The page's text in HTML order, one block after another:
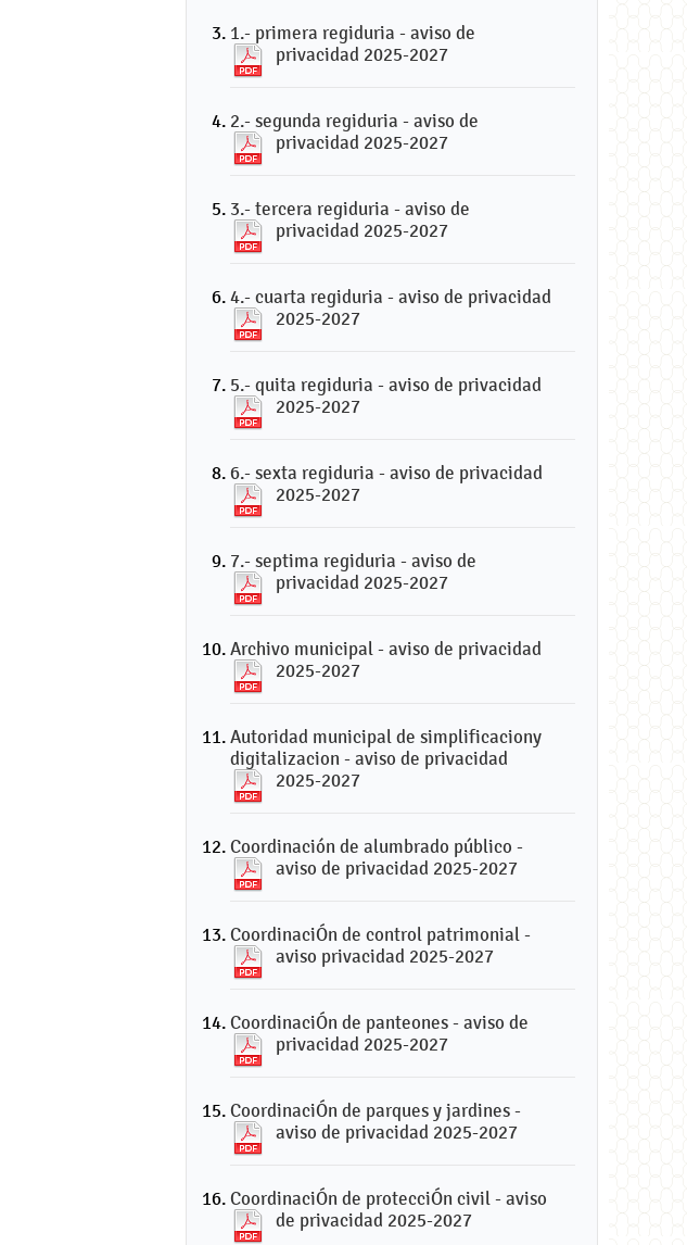
1.- primera regiduria - aviso de
privacidad 2025-2027
2.- segunda regiduria - aviso de
privacidad 2025-2027
3.- tercera regiduria - aviso de
privacidad 2025-2027
4.- cuarta regiduria - aviso de privacidad
2025-2027
5.- quita regiduria - aviso de privacidad
2025-2027
6.- sexta regiduria - aviso de privacidad
2025-2027
7.- septima regiduria - aviso de
privacidad 2025-2027
Archivo municipal - aviso de privacidad
2025-2027
Autoridad municipal de simplificaciony
digitalizacion - aviso de privacidad
2025-2027
Coordinación de alumbrado público -
aviso de privacidad 2025-2027
CoordinaciÓn de control patrimonial -
aviso privacidad 2025-2027
CoordinaciÓn de panteones - aviso de
privacidad 2025-2027
CoordinaciÓn de parques y jardines -
aviso de privacidad 2025-2027
CoordinaciÓn de protecciÓn civil - aviso
de privacidad 2025-2027